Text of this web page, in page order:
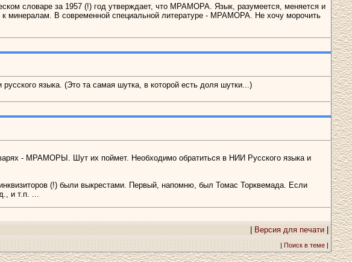
словаре за 1957 (!) год утверждает, что МРАМОРА. Язык, разумеется, меняется и
В современной специальной литературе - МРАМОРА. Не хочу морочить
языка. (Это та самая шутка, в которой есть доля шутки...)
- МРАМОРЫ. Шут их поймет. Необходимо обратиться в НИИ Русского языка и
(!) были выкрестами. Первый, напомню, был Томас Торквемада. Если
и т.п. ...
Версия для печати
|Поиск в теме|